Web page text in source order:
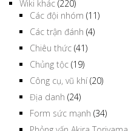
Wiki khác (220)
Các đội nhóm (11)
Các trận đánh (4)
Chiêu thức (41)
Chủng tộc (19)
Công cụ, vũ khí(20)
Địa danh (24)
Form sức mạnh (34)